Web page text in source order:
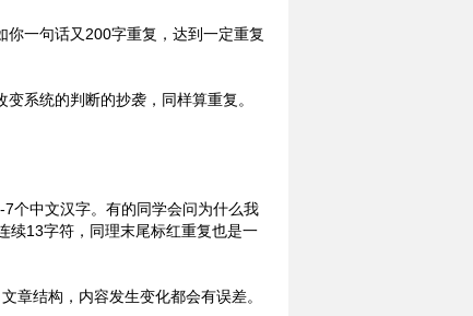
一句话又200字重复，达到一定重复
系统的判断的抄袭，同样算重复。
个中文汉字。有的同学会问为什么我
续13字符，同理末尾标红重复也是一
章结构，内容发生变化都会有误差。